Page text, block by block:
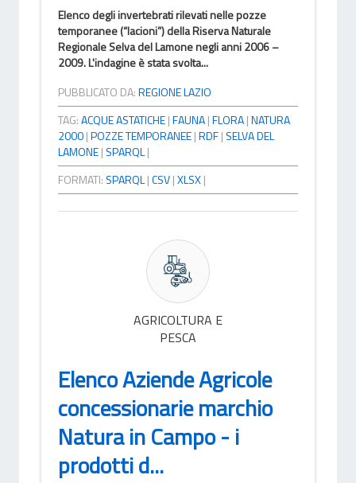
Elenco degli invertebrati rilevati nelle pozze
temporanee (“lacioni”) della Riserva Naturale
Regionale Selva del Lamone negli anni 2006 –
2009. L'indagine è stata svolta...
PUBBLICATO DA:REGIONE LAZIO
TAG:ACQUE ASTATICHE|FAUNA|FLORA|NATURA
2000|POZZE TEMPORANEE|RDF| SELVA DEL
LAMONE| SPARQL|
FORMATI: SPARQL|CSV|XLSX|
AGRICOLTURA E
PESCA
Elenco Aziende Agricole
concessionarie marchio
Natura in Campo - i
prodotti d...